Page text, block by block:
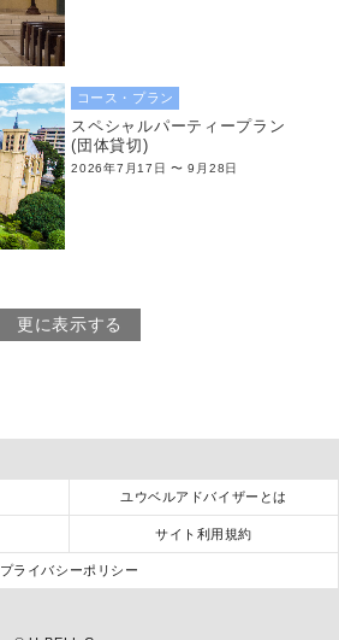
コース・プラン
スペシャルパーティープラン
(団体貸切)
2026年7月17日 〜 9月28日
更に表示する
ユウベルアドバイザーとは
サイト利用規約
プライバシーポリシー